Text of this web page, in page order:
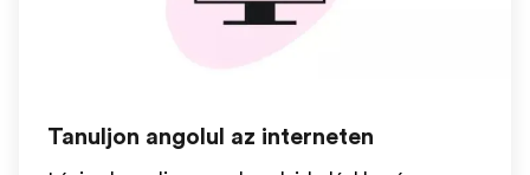
Tanuljon angolul az interneten